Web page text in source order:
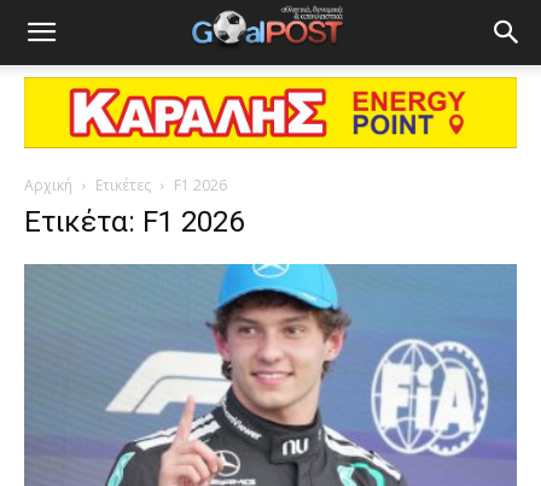
Αρχική Ετικέτες F1 2026
Ετικέτα: F1 2026